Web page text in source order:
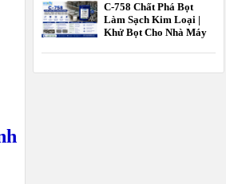
C-758 Chất Phá Bọt
Làm Sạch Kim Loại |
Khử Bọt Cho Nhà Máy